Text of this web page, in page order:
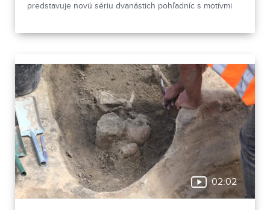
predstavuje novú sériu dvanástich pohľadníc s motívmi
odchode.
02:02